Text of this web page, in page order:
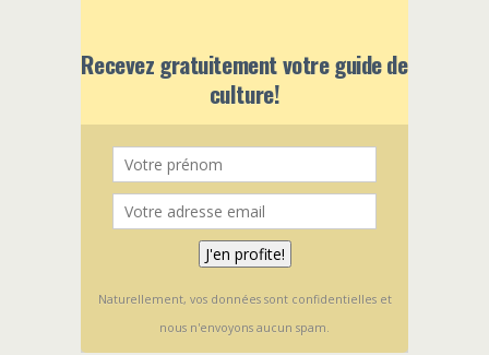
Recevez gratuitement votre guide de
culture!
Naturellement, vos données sont confidentielles et
nous n'envoyons aucun spam.